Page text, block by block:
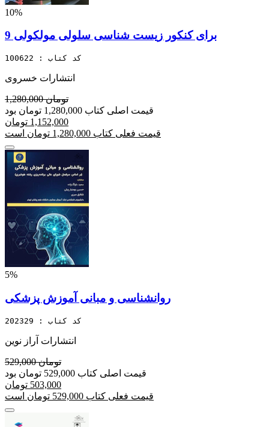
10%
برای کنکور زیست شناسی سلولی مولکولی 9
کد کتاب : 100622
انتشارات خسروی
1,280,000 تومان
قیمت اصلی کتاب 1,280,000 تومان بود
1,152,000 تومان
قیمت فعلی کتاب 1,280,000 تومان است
5%
روانشناسی و مبانی آموزش پزشکی
کد کتاب : 202329
انتشارات آراز نوین
529,000 تومان
قیمت اصلی کتاب 529,000 تومان بود
503,000 تومان
قیمت فعلی کتاب 529,000 تومان است